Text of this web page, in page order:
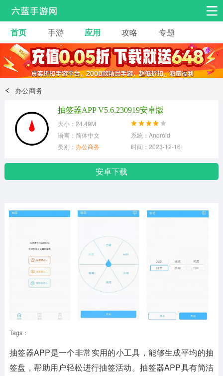
安卓手游 手游工具
热门手游 角色扮演 益智休闲
动作射击
冒险解谜
首页 手游 应用 攻略 专题
办公商务
抽签器APP V5.6.230919安卓版
大小：24.49M
语言：简体中文
系统：Android
类别： 办公商务 时间：2023-12-16
安卓下载
Tags：
抽签器APP是一个非常实用的小工具，能够生成平均的抽
签盘，帮助用户轻松进行抽签活动。抽签器APP具有简洁